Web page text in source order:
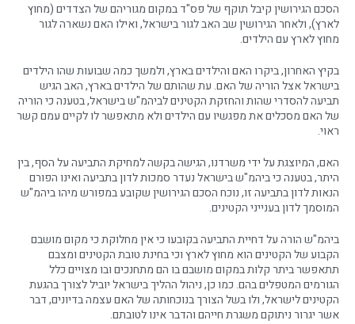
הסכם הגירושין קיבל תוקף של פס"ד במקום מגוריהם של הצדדים (מחוץ
לארץ), ולאחר הגירושין שב האב לגור בישראל, ואילו האם נשארה לגור
מחוץ לארץ עם הילדים.
בקיץ האחרון, ביקרו האם והילדים בארץ, ולמשך כמה שבועות שהו הילדים
בישראל אצל הוריה של האם. עת שהותם של הילדים בארץ, האב הגיש
תביעה להסדרי שהות והחזקת הקטינים לביהמ"ש בישראל, בטענה כי הוריה
של האם מסכלים את מפגשיו עם הילדים ולא מתאפשר לו לקיים עמם קשר
ראוי.
האם, המיוצגת על ידי משרדנו, הגישה בקשה למחיקת התביעה על הסף, בין
היתר, בטענה כי ביהמ"ש בישראל נעדר סמכות לדון בתביעה ואינו הפורם
הנאות לדון בתביעה זו, נוכח הסכם הגירושין שקובע במפורש מיהו ביהמ"ש
המוסמך לדון בענייני הקטינים.
ביהמ"ש הורה על דחיית התביעה בקובעו כי אין מחלוקת כי מקום מושבם
הקבוע של הקטינים הוא מחוץ לארץ וכי בחינת טובת הקטינים ומצבם
תתאפשר ביתר קלות במקום מושבם בו הםמתחנכים ובו מצויים כלל
הגורמים המטפלים בהם. כמו כן, ניהול ההליך בישראל יוביל לצורך בהגעת
הקטינים לישראל, ולו בשל הצורך בנוכחותה של האם עצמה בדיונים, דבר
אשר יגרור ניתוקם משגרת חייהם והדבר אינו לטובתם.